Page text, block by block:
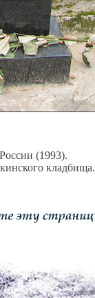
(1993).
кладбища.